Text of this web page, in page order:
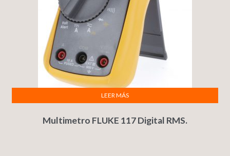
Multimetro FLUKE 117 Digital RMS.
LEER MÁS